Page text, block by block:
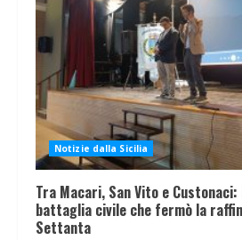
Notizie dalla Sicilia
Tra Macari, San Vito e
battaglia civile che fermò la
Settanta